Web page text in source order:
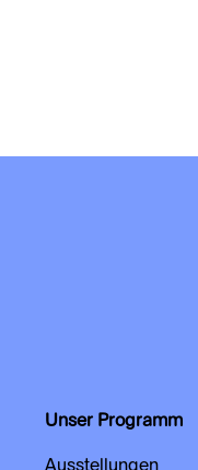
Unser Programm